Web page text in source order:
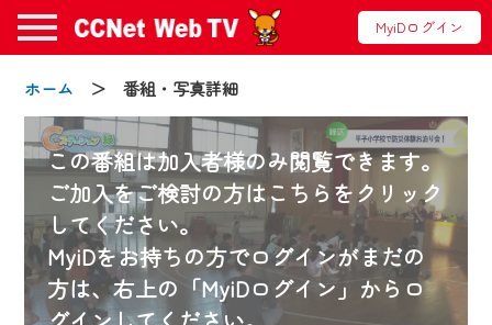
MyiDログイン
ホーム ＞ 番組・写真詳細
この番組は加入者様のみ閲覧できます。
ご加入をご検討の方はこちらをクリック
してください。
MyiDをお持ちの方でログインがまだの
方は、右上の「MyiDログイン」からロ
お知らせ